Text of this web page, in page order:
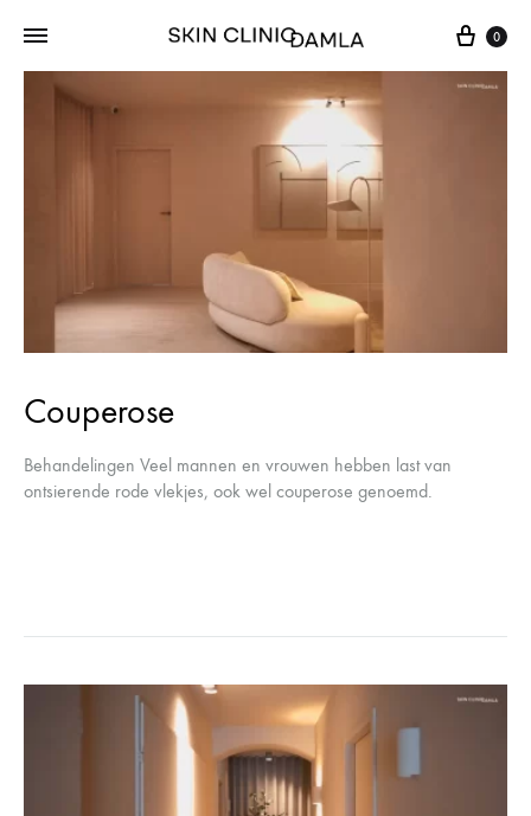
Cart
0
Couperose
Behandelingen Veel mannen en vrouwen hebben last van
ontsierende rode vlekjes, ook wel couperose genoemd.